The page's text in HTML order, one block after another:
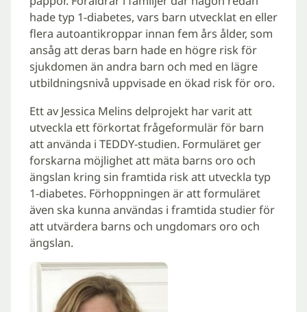
hade typ 1-diabetes, vars barn utvecklat en eller
flera autoantikroppar innan fem års ålder, som
ansåg att deras barn hade en högre risk för
sjukdomen än andra barn och med en lägre
utbildningsnivå uppvisade en ökad risk för oro.
Ett av Jessica Melins delprojekt har varit att
utveckla ett förkortat frågeformulär för barn
att använda i TEDDY-studien. Formuläret ger
forskarna möjlighet att mäta barns oro och
ängslan kring sin framtida risk att utveckla typ
1-diabetes. Förhoppningen är att formuläret
även ska kunna användas i framtida studier för
att utvärdera barns och ungdomars oro och
ängslan.